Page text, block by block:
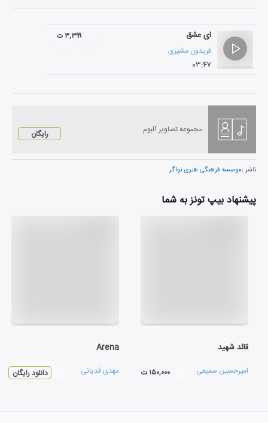
ای عشق
فریدون مشیری
۰۳:۴۷
۳,۳۹۹ ت
مجموعه تصاویر آلبوم رایگان
ناشر :موسسه فرهنگی هنری نواگر
پیشنهاد بیپ تونز به شما
قائد شهید
امیرحسین سمیعی ۱۵۰,۰۰۰ ت
Arena
مهدی قدیانی دانلود رایگان